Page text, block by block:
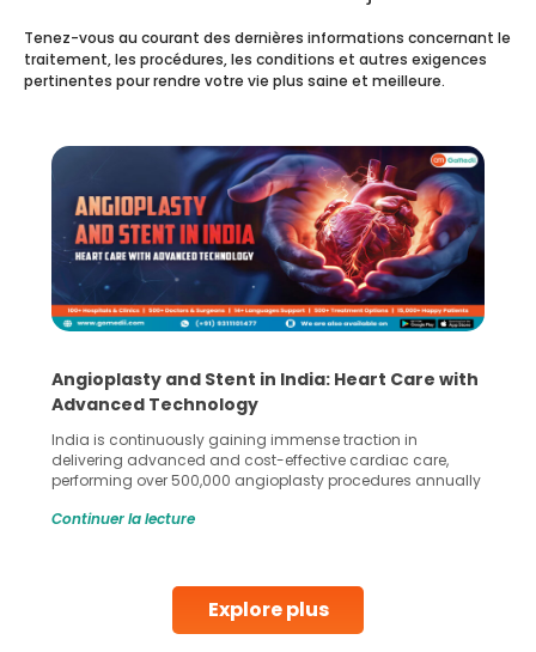
Explore plus
Tenez-vous au courant des dernières informations concernant le
traitement, les procédures, les conditions et autres exigences
pertinentes pour rendre votre vie plus saine et meilleure.
5 Essential Steps for Effective Human Sperm
Collection and Processing Methods
Human sperm collection and processing are critical steps
in advanced reproductive techniques like In Vitro
Fertilization (IVF) and intrauterine insemination (IUI). These
challenges and help couples achieve their dream of
collected, they process the
Continuer la lecture